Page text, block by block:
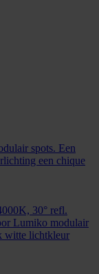
spots. Een
een chique
30° refl.
Lumiko modulair
witte lichtkleur